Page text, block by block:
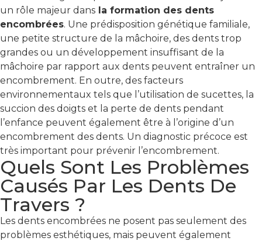
un rôle majeur dans la formation des dents
encombrées. Une prédisposition génétique familiale,
une petite structure de la mâchoire, des dents trop
grandes ou un développement insuffisant de la
mâchoire par rapport aux dents peuvent entraîner un
encombrement. En outre, des facteurs
environnementaux tels que l’utilisation de sucettes, la
succion des doigts et la perte de dents pendant
l’enfance peuvent également être à l’origine d’un
encombrement des dents. Un diagnostic précoce est
très important pour prévenir l’encombrement.
Quels Sont Les Problèmes
Causés Par Les Dents De
Travers ?
Les dents encombrées ne posent pas seulement des
problèmes esthétiques, mais peuvent également